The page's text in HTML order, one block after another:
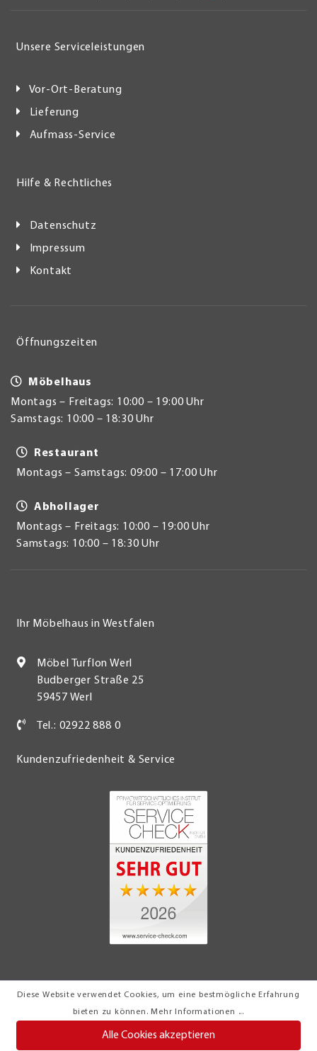
Diese Website verwendet Cookies, um eine bestmögliche Erfahrung
bieten zu können. Mehr Informationen ...
Alle Cookies akzeptieren
Unsere Serviceleistungen
Vor-Ort-Beratung
Lieferung
Aufmass-Service
Hilfe & Rechtliches
Datenschutz
Impressum
Kontakt
Öffnungszeiten
Möbelhaus
Montags – Freitags: 10:00 – 19:00 Uhr
Samstags: 10:00 – 18:30 Uhr
Restaurant
Montags – Samstags: 09:00 – 17:00 Uhr
Abhollager
Montags – Freitags: 10:00 – 19:00 Uhr
Samstags: 10:00 – 18:30 Uhr
Ihr Möbelhaus in Westfalen
Möbel Turflon Werl
Budberger Straße 25
59457 Werl
Tel.: 02922 888 0
Kundenzufriedenheit & Service
Klemens Münstermann GmbH & Co. KG